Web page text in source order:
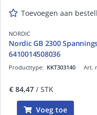
Toevoegen aan
NORDIC
Nordic GB 2300
6410014508036
Art.
Producttype: KKT303140
€ 84,47 / STK
Voeg toe